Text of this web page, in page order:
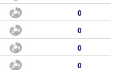
0
0
0
0